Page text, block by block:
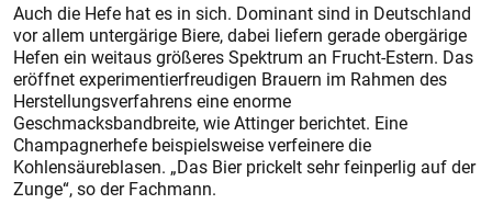
Auch die Hefe hat es in sich. Dominant sind in Deutschland
vor allem untergärige Biere, dabei liefern gerade obergärige
Hefen ein weitaus größeres Spektrum an Frucht-Estern. Das
eröffnet experimentierfreudigen Brauern im Rahmen des
Herstellungsverfahrens eine enorme
Geschmacksbandbreite, wie Attinger berichtet. Eine
Champagnerhefe beispielsweise verfeinere die
Kohlensäureblasen. „Das Bier prickelt sehr feinperlig auf der
Zunge“, so der Fachmann.